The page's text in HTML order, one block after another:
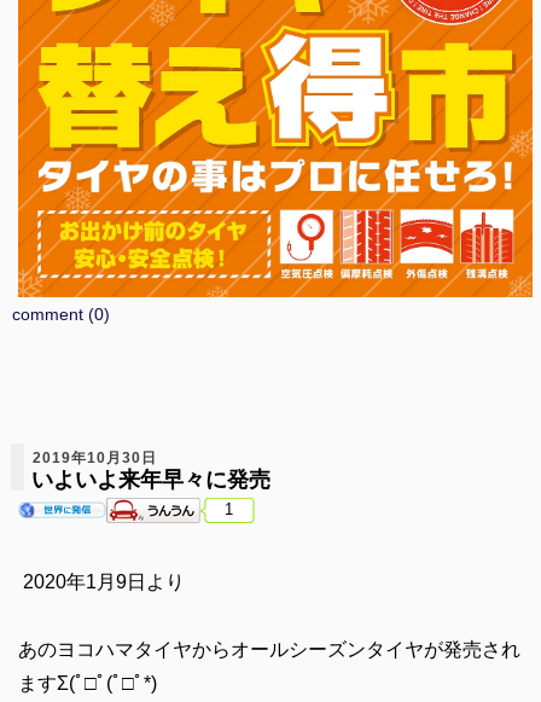
comment (0)
2019年10月30日
いよいよ来年早々に発売
1
2020年1月9日より
あのヨコハマタイヤからオールシーズンタイヤが発売され
ますΣ(ﾟ□ﾟ(ﾟ□ﾟ*)